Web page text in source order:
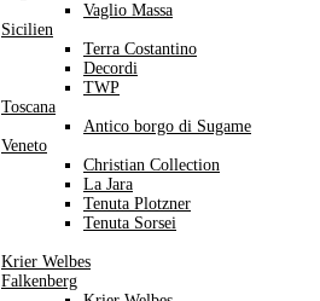
Vaglio Massa
Sicilien
Terra Costantino
Decordi
TWP
Toscana
Antico borgo di Sugame
Veneto
Christian Collection
La Jara
Tenuta Plotzner
Tenuta Sorsei
Krier Welbes
Falkenberg